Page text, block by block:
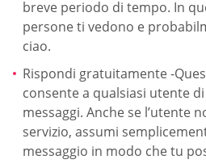
breve periodo di tempo. In
persone ti vedono e
ciao.
Rispondi gratuitamente -
consente a qualsiasi utente
messaggi. Anche se l’utente
servizio, assumi
messaggio in modo che tu